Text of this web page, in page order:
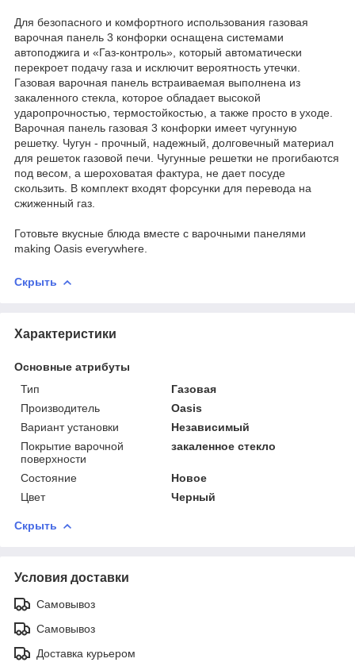
Для безопасного и комфортного использования газовая
варочная панель 3 конфорки оснащена системами
автоподжига и «Газ-контроль», который автоматически
перекроет подачу газа и исключит вероятность утечки.
Газовая варочная панель встраиваемая выполнена из
закаленного стекла, которое обладает высокой
ударопрочностью, термостойкостью, а также просто в уходе.
Варочная панель газовая 3 конфорки имеет чугунную
решетку. Чугун - прочный, надежный, долговечный материал
для решеток газовой печи. Чугунные решетки не прогибаются
под весом, а шероховатая фактура, не дает посуде
скользить. В комплект входят форсунки для перевода на
сжиженный газ.
Готовьте вкусные блюда вместе с варочными панелями
making Oasis everywhere.
Скрыть
Характеристики
Основные атрибуты
Тип
Газовая
Производитель
Oasis
Вариант установки
Независимый
Покрытие варочной
поверхности
закаленное стекло
Состояние
Новое
Цвет
Черный
Скрыть
Условия доставки
Самовывоз
Самовывоз
Доставка курьером